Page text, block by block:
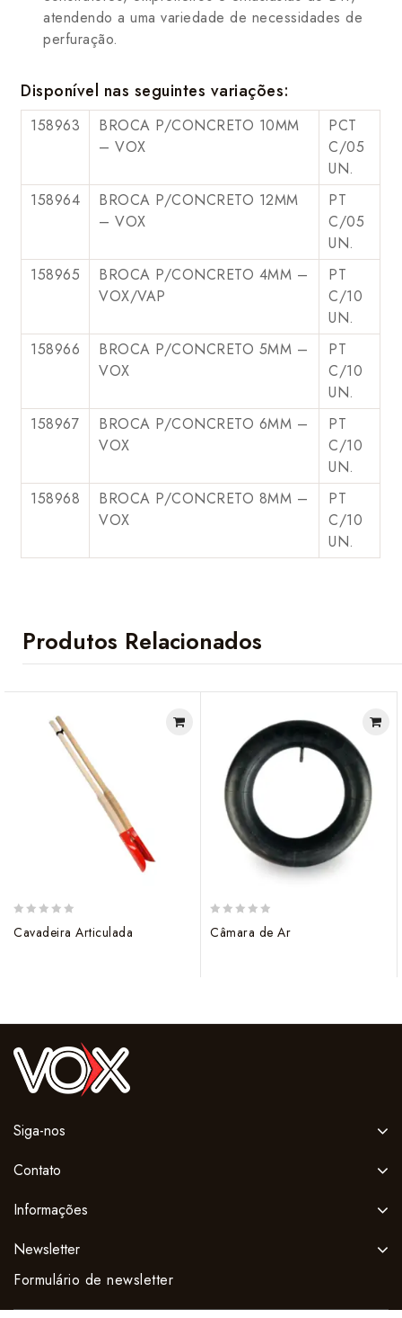
atendendo a uma variedade de necessidades de
perfuração.
Disponível nas seguintes variações:
158963
BROCA P/CONCRETO 10MM
– VOX
PCT
C/05
UN.
158964
BROCA P/CONCRETO 12MM
– VOX
PT
C/05
UN.
158965
BROCA P/CONCRETO 4MM –
VOX/VAP
PT
C/10
UN.
158966
BROCA P/CONCRETO 5MM –
VOX
PT
C/10
UN.
158967
BROCA P/CONCRETO 6MM –
VOX
PT
C/10
UN.
158968
BROCA P/CONCRETO 8MM –
VOX
PT
C/10
UN.
Produtos Relacionados
out
Cavadeira Articulada
out
Câmara de Ar
Siga-nos
Contato
Informações
Newsletter
Formulário de newsletter